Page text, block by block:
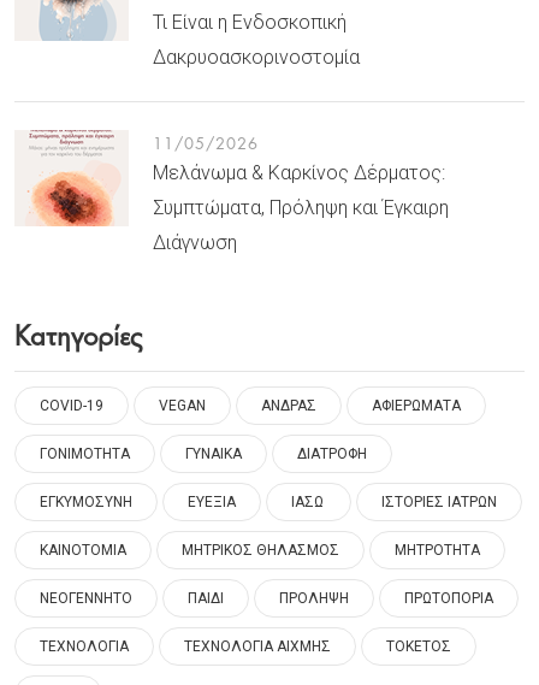
Τι Είναι η Ενδοσκοπική
Δακρυοασκορινοστομία
11/05/2026
Μελάνωμα & Καρκίνος Δέρματος:
Συμπτώματα, Πρόληψη και Έγκαιρη
Διάγνωση
Κατηγορίες
COVID-19 VEGAN ΑΝΔΡΑΣ ΑΦΙΕΡΩΜΑΤΑ
ΓΟΝΙΜΟΤΗΤΑ ΓΥΝΑΙΚΑ ΔΙΑΤΡΟΦΗ
ΕΓΚΥΜΟΣΥΝΗ ΕΥΕΞΙΑ ΙΑΣΩ ΙΣΤΟΡΙΕΣ ΙΑΤΡΩΝ
ΚΑΙΝΟΤΟΜΙΑ ΜΗΤΡΙΚΟΣ ΘΗΛΑΣΜΟΣ ΜΗΤΡΟΤΗΤΑ
ΝΕΟΓΕΝΝΗΤΟ ΠΑΙΔΙ ΠΡΟΛΗΨΗ ΠΡΩΤΟΠΟΡΙΑ
ΤΕΧΝΟΛΟΓΙΑ ΤΕΧΝΟΛΟΓΙΑ ΑΙΧΜΗΣ ΤΟΚΕΤΟΣ